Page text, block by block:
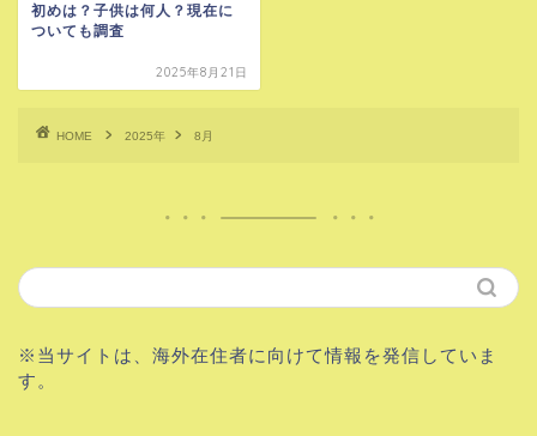
初めは？子供は何人？現在に
ついても調査
2025年8月21日
HOME 2025年 8月
※当サイトは、海外在住者に向けて情報を発信していま
す。